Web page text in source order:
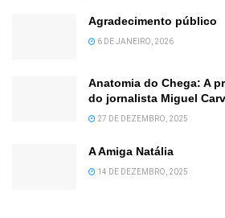
Agradecimento público
6 DE JANEIRO, 2026
Anatomia do Chega: A
do jornalista Miguel
27 DE DEZEMBRO, 2025
A Amiga Natália
14 DE DEZEMBRO, 2025